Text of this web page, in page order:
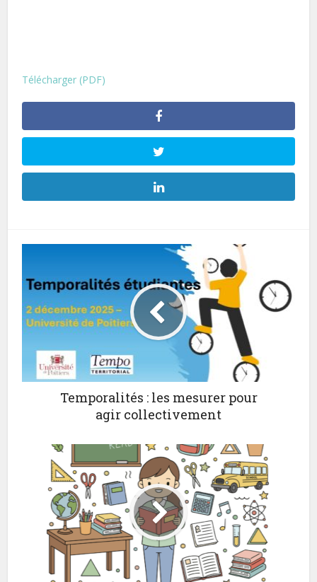
Télécharger (PDF)
Temporalités : les mesurer pour
agir collectivement